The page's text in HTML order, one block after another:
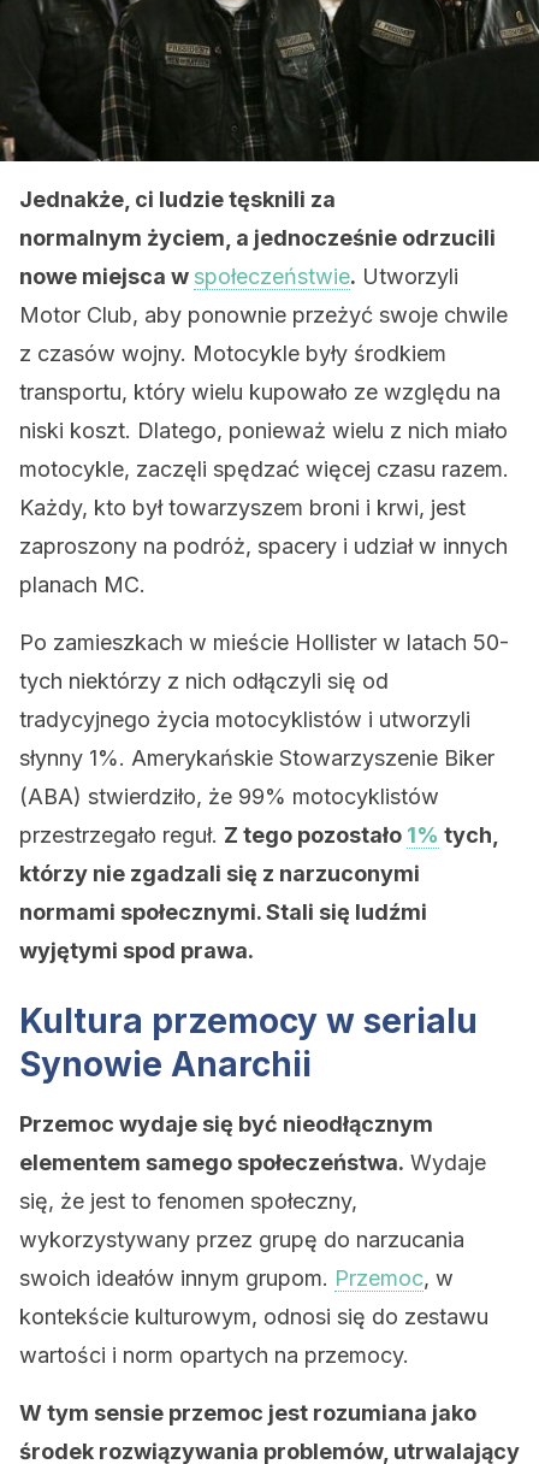
Jednakże, ci ludzie tęsknili za
normalnym życiem, a jednocześnie odrzucili
nowe miejsca w społeczeństwie. Utworzyli
Motor Club, aby ponownie przeżyć swoje chwile
z czasów wojny. Motocykle były środkiem
transportu, który wielu kupowało ze względu na
niski koszt. Dlatego, ponieważ wielu z nich miało
motocykle, zaczęli spędzać więcej czasu razem.
Każdy, kto był towarzyszem broni i krwi, jest
zaproszony na podróż, spacery i udział w innych
planach MC.
Po zamieszkach w mieście Hollister w latach 50-
tych niektórzy z nich odłączyli się od
tradycyjnego życia motocyklistów i utworzyli
słynny 1%. Amerykańskie Stowarzyszenie Biker
(ABA) stwierdziło, że 99% motocyklistów
przestrzegało reguł. Z tego pozostało 1% tych,
którzy nie zgadzali się z narzuconymi
normami społecznymi. Stali się ludźmi
wyjętymi spod prawa.
Kultura przemocy w serialu
Synowie Anarchii
Przemoc wydaje się być nieodłącznym
elementem samego społeczeństwa. Wydaje
się, że jest to fenomen społeczny,
wykorzystywany przez grupę do narzucania
swoich ideałów innym grupom. Przemoc, w
kontekście kulturowym, odnosi się do zestawu
wartości i norm opartych na przemocy.
W tym sensie przemoc jest rozumiana jako
środek rozwiązywania problemów, utrwalający